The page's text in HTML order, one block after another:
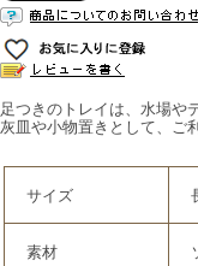
足つきのトレイは、水場や
灰皿や小物置きとして、ご
サイズ
素材